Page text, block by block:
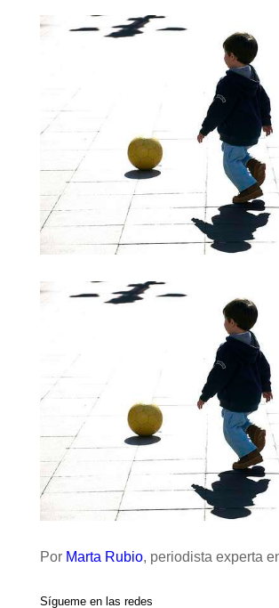
Por Marta Rubio, periodista experta
Sígueme en las redes